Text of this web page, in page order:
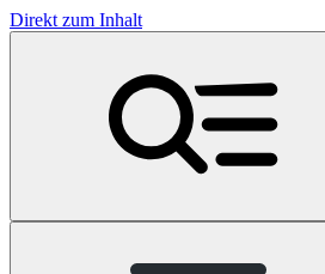
Direkt zum Inhalt